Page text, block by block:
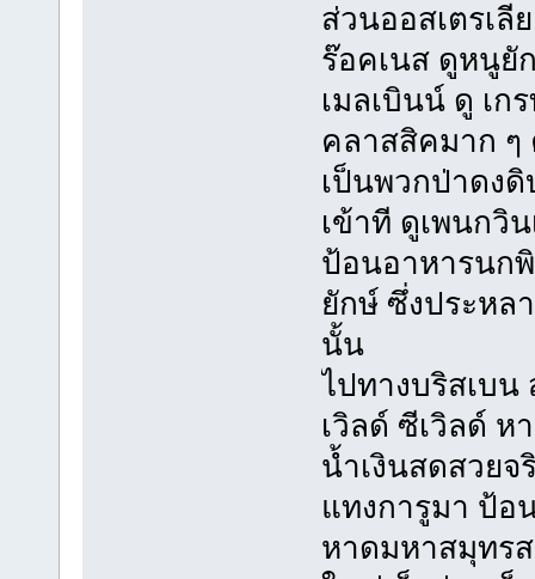
ส่วนออสเตรเลี
ร๊อคเนส ดูหนูยั
เมลเบินน์ ดู เก
คลาสสิคมาก ๆ
เป็นพวกป่าดง
เข้าที ดูเพนกวิ
ป้อนอาหารนก
ยักษ์ ซึ่งประหล
นั้น
ไปทางบริสเบ
เวิลด์ ซีเวิลด์
น้ำเงินสดสวยจ
แทงการูมา ป้อ
หาดมหาสมุทร